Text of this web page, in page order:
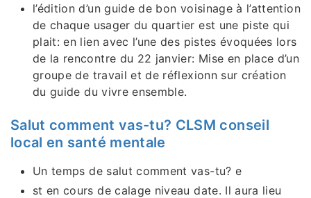
l’édition d’un guide de bon voisinage à l’attention
de chaque usager du quartier est une piste qui
plait: en lien avec l’une des pistes évoquées lors
de la rencontre du 22 janvier: Mise en place d’un
groupe de travail et de réflexionn sur création
du guide du vivre ensemble.
Salut comment vas-tu? CLSM conseil
local en santé mentale
Un temps de salut comment vas-tu? e
st en cours de calage niveau date. Il aura lieu